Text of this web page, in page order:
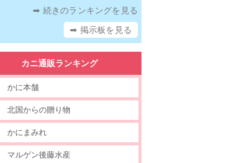
➡ 続きのランキングを見る
➡ 掲示板を見る
カニ通販ランキング
かに本舗
北国からの贈り物
かにまみれ
マルゲン後藤水産